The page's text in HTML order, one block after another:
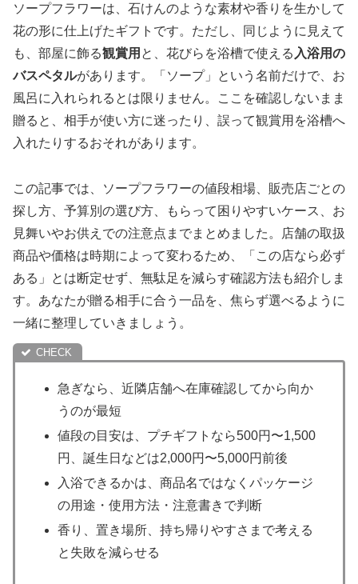
ソープフラワーは、石けんのような素材や香りを生かして
花の形に仕上げたギフトです。ただし、同じように見えて
も、部屋に飾る観賞用 と、花びらを浴槽で使える 入浴用の
バスペタルがあります。「ソープ」という名前だけで、お
風呂に入れられるとは限りません。ここを確認しないまま
贈ると、相手が使い方に迷ったり、誤って観賞用を浴槽へ
入れたりするおそれがあります。
この記事では、ソープフラワーの値段相場、販売店ごとの
探し方、予算別の選び方、もらって困りやすいケース、お
見舞いやお供えでの注意点までまとめました。店舗の取扱
商品や価格は時期によって変わるため、「この店なら必ず
ある」とは断定せず、無駄足を減らす確認方法も紹介しま
す。あなたが贈る相手に合う一品を、焦らず選べるように
一緒に整理していきましょう。
急ぎなら、近隣店舗へ在庫確認してから向か
うのが最短
値段の目安は、プチギフトなら500円〜1,500
円、誕生日などは2,000円〜5,000円前後
入浴できるかは、商品名ではなくパッケージ
の用途・使用方法・注意書きで判断
香り、置き場所、持ち帰りやすさまで考える
と失敗を減らせる